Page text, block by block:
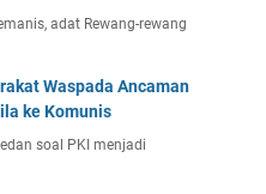
adat Rewang-rewang
Waspada Ancaman
ke Komunis
soal PKI menjadi